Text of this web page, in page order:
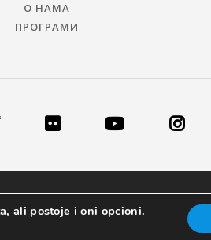
О НАМА
ПРОГРАМИ
ali postoje i oni opcioni.